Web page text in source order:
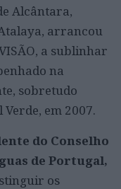
Alcântara,
arrancou
a sublinhar
na
sobretudo
em 2007.
do Conselho
de Portugal,
os